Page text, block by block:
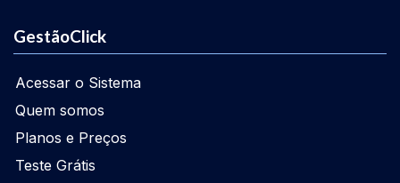
GestãoClick
Acessar o Sistema
Quem somos
Planos e Preços
Teste Grátis